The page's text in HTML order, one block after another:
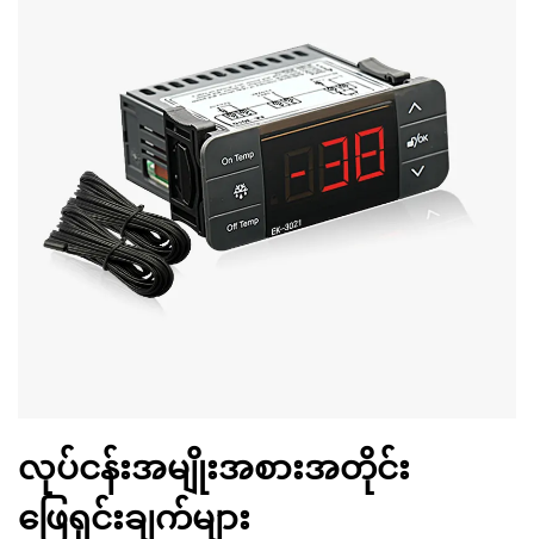
လုပ်ငန်းအမျိုးအစားအတိုင်း
ဖြေရှင်းချက်များ